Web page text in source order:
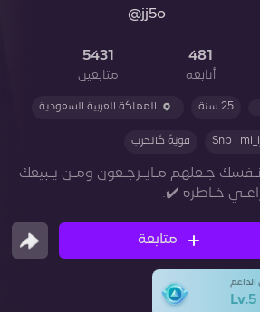
@jj5o
481
أتابعه
5431
متابعين
25 سنة المملكة العربية السعودية
Snp : قويَةٌ كَالحربِ
نـفسك جـعلهم مـايـرجـعون ومـن يـبيعك
خـاطره ✔️.
متابعة
الداعم
Lv.5